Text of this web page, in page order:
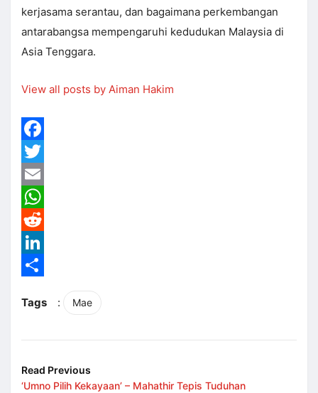
kerjasama serantau, dan bagaimana perkembangan
antarabangsa mempengaruhi kedudukan Malaysia di
Asia Tenggara.
View all posts by Aiman Hakim
Facebook
Twitter
Email
WhatsApp
Reddit
LinkedIn
Tags
: Mae
Read Previous
‘Umno Pilih Kekayaan’ – Mahathir Tepis Tuduhan